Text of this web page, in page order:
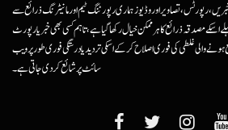
رپورٹس، تصاویر اور وڈیوز ہماری رپورٹنگ ٹیم اور مانیٹرنگ ذرائع سے
مصدقہ ذرائع کا ہرممکن خیال رکھا گیا ہے، تاہم کسی بھی خبر یا رپورٹ
ہونے والی غلطی کی فوری اصلاح کرکے اسکی تردید یا درستگی فوری طور پر ویب
سائٹ پر شائع کردی جاتی ہے۔